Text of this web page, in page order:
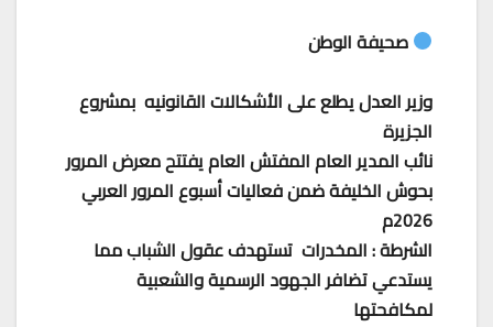
صحيفة الوطن
وزير العدل يطلع على الأشكالات القانونيه بمشروع
الجزيرة
‏نائب المدير العام المفتش العام يفتتح معرض المرور
بحوش الخليفة ضمن فعاليات أسبوع المرور العربي
2026م
الشرطة : المخدرات تستهدف عقول الشباب مما
يستدعي تضافر الجهود الرسمية والشعبية
لمكافحتها